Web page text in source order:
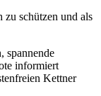
zu schützen und als
spannende
informiert
Kettner